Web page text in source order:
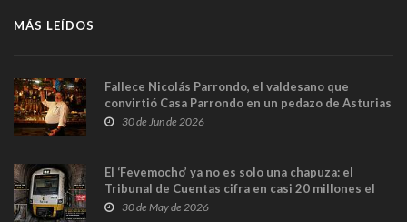
MÁS LEÍDOS
Fallece Nicolás Parrondo, el valdesano que
convirtió Casa Parrondo en un pedazo de Asturias
en Madrid
30 de Jun de 2026
El ‘Fevemocho’ ya no es solo una chapuza: el
Tribunal de Cuentas cifra en casi 20 millones el
sobrecoste de los trenes que no cabían por los
30 de May de 2026